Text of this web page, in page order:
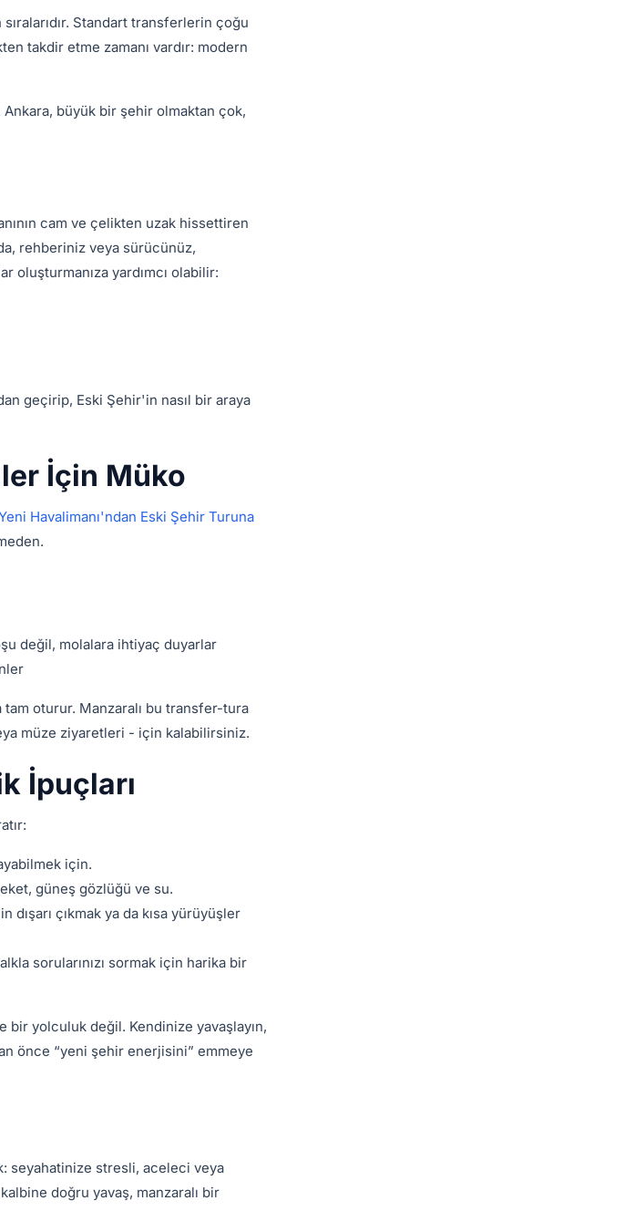
Standart transferlerin çoğu
takdir etme zamanı vardır: modern
büyük bir şehir olmaktan çok,
cam ve çelikten uzak hissettiren
rehberiniz veya sürücünüz,
oluşturmanıza yardımcı olabilir:
geçirip, Eski Şehir'in nasıl bir araya
İçin Müko
Havalimanı'ndan Eski Şehir Turuna
değil, molalara ihtiyaç duyarlar
oturur. Manzaralı bu transfer-tura
müze ziyaretleri - için kalabilirsiniz.
İpuçları
için.
güneş gözlüğü ve su.
çıkmak ya da kısa yürüyüşler
sorularınızı sormak için harika bir
yolculuk değil. Kendinize yavaşlayın,
önce “yeni şehir enerjisini” emmeye
seyahatinize stresli, aceleci veya
doğru yavaş, manzaralı bir